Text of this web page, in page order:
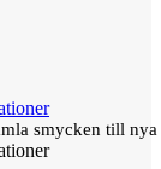
smycken till